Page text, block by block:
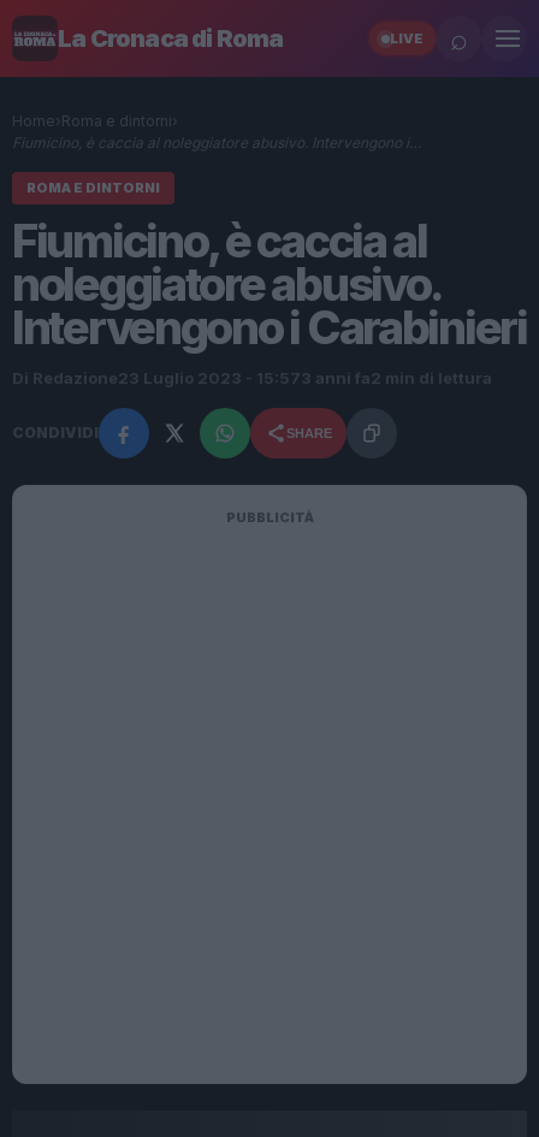
La Cronaca di Roma LIVE ⌕
Home› Roma e dintorni›
Fiumicino, è caccia al noleggiatore abusivo. Intervengono i…
ROMA E DINTORNI
Fiumicino, è caccia al
noleggiatore abusivo.
Intervengono i Carabinieri
Di Redazione23 Luglio 2023 - 15:573 anni fa2 min di lettura
CONDIVIDI SHARE
PUBBLICITÀ